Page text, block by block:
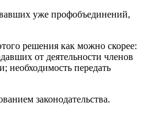
уже профобъединений,
решения как можно скорее:
от деятельности членов
необходимость передать
законодательства.